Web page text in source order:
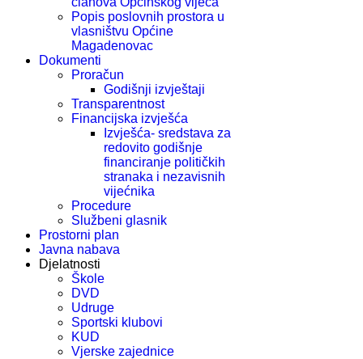
Popis poslovnih prostora u
vlasništvu Općine
Magadenovac
Dokumenti
Proračun
Godišnji izvještaji
Transparentnost
Financijska izvješća
Izvješća- sredstava za
redovito godišnje
financiranje političkih
stranaka i nezavisnih
vijećnika
Procedure
Službeni glasnik
Prostorni plan
Javna nabava
Djelatnosti
Škole
DVD
Udruge
Sportski klubovi
KUD
Vjerske zajednice